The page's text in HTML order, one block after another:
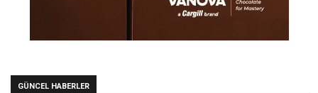
GÜNCEL HABERLER